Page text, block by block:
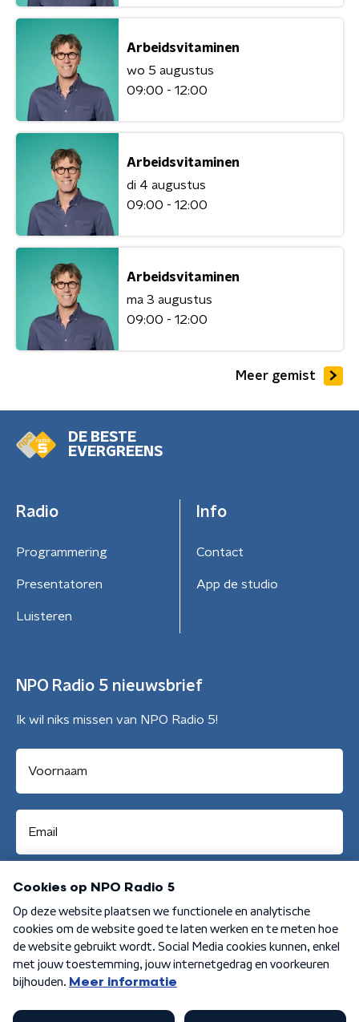
Arbeidsvitaminen
wo 5 augustus
09:00 - 12:00
Arbeidsvitaminen
di 4 augustus
09:00 - 12:00
Arbeidsvitaminen
ma 3 augustus
09:00 - 12:00
Meer gemist
DE BESTE
EVERGREENS
Radio
Programmering
Presentatoren
Luisteren
Info
Contact
App de studio
NPO Radio 5 nieuwsbrief
Ik wil niks missen van NPO Radio 5!
Aanmelden
Algemene voorwaarden